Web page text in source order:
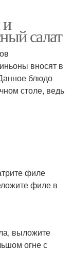
салат
вносят в
блюдо
столе, ведь
филе
филе в
выложите
огне с